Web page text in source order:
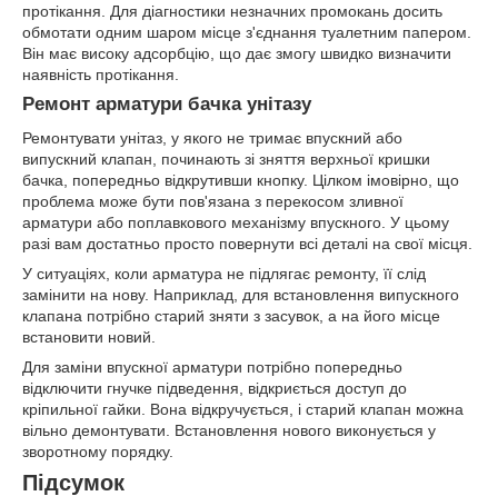
протікання. Для діагностики незначних промокань досить
обмотати одним шаром місце з'єднання туалетним папером.
Він має високу адсорбцію, що дає змогу швидко визначити
наявність протікання.
Ремонт арматури бачка унітазу
Ремонтувати унітаз, у якого не тримає впускний або
випускний клапан, починають зі зняття верхньої кришки
бачка, попередньо відкрутивши кнопку. Цілком імовірно, що
проблема може бути пов'язана з перекосом зливної
арматури або поплавкового механізму впускного. У цьому
разі вам достатньо просто повернути всі деталі на свої місця.
У ситуаціях, коли арматура не підлягає ремонту, її слід
замінити на нову. Наприклад, для встановлення випускного
клапана потрібно старий зняти з засувок, а на його місце
встановити новий.
Для заміни впускної арматури потрібно попередньо
відключити гнучке підведення, відкриється доступ до
кріпильної гайки. Вона відкручується, і старий клапан можна
вільно демонтувати. Встановлення нового виконується у
зворотному порядку.
Підсумок